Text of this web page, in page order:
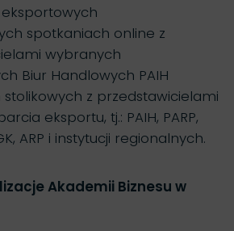
spotkaniach online z
wybranych
Biur Handlowych PAIH
z przedstawicielami
eksportu, tj.: PAIH, PARP,
ARP i instytucji regionalnych.
Akademii Biznesu w